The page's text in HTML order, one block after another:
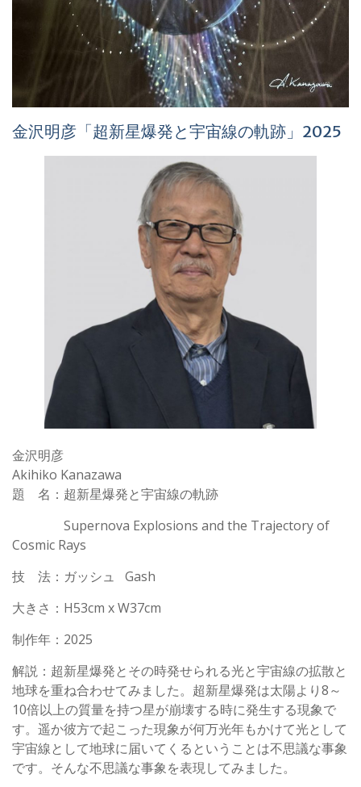
金沢明彦「超新星爆発と宇宙線の軌跡」2025
金沢明彦
Akihiko Kanazawa
題 名：超新星爆発と宇宙線の軌跡
Supernova Explosions and the Trajectory of
Cosmic Rays
技 法：ガッシュ Gash
大きさ：H53cm x W37cm
制作年：2025
解説：超新星爆発とその時発せられる光と宇宙線の拡散と
地球を重ね合わせてみました。超新星爆発は太陽より8～
10倍以上の質量を持つ星が崩壊する時に発生する現象で
す。遥か彼方で起こった現象が何万光年もかけて光として
宇宙線として地球に届いてくるということは不思議な事象
です。そんな不思議な事象を表現してみました。